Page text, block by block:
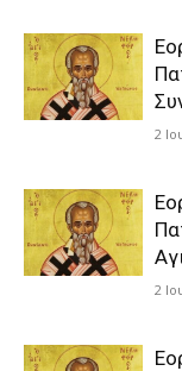
2
2